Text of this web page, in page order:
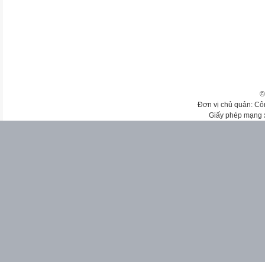
Đơn vị chủ quản:
Giấy phép mạng